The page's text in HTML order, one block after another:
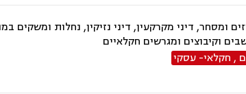
דיני מקרקעין, דיני נזיקין, נחלות ומשקים
וקיבוצים ומגרשים חקלאיים
, חקלאי- עסקי